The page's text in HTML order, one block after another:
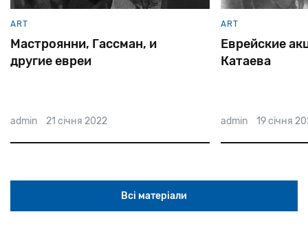
ART
Мастроянни, Гассман, и
другие евреи
admin 21 січня 2022
ART
Еврейские
Катаева
admin 19 січня
Всі матеріали